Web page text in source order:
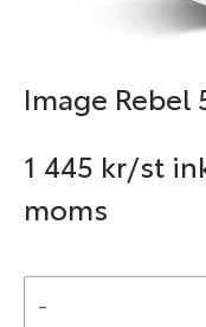
Image Rebel
1 445 kr/st
moms
-